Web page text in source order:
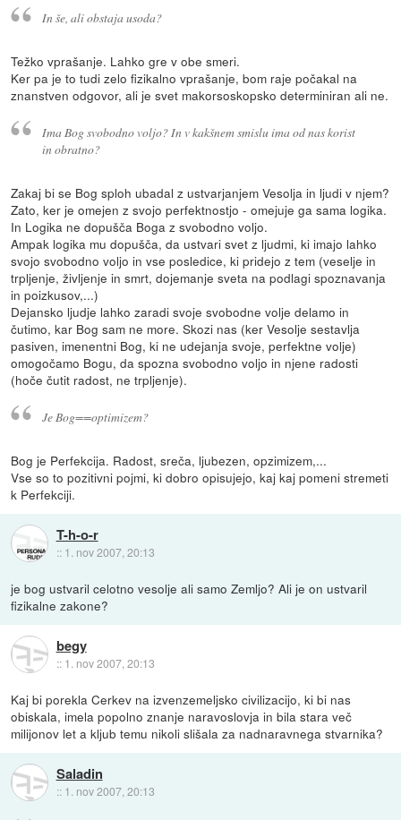
In še, ali obstaja usoda?
Težko vprašanje. Lahko gre v obe smeri.
Ker pa je to tudi zelo fizikalno vprašanje, bom raje počakal na
znanstven odgovor, ali je svet makorsoskopsko determiniran ali ne.
Ima Bog svobodno voljo? In v kakšnem smislu ima od nas korist
in obratno?
Zakaj bi se Bog sploh ubadal z ustvarjanjem Vesolja in ljudi v njem?
Zato, ker je omejen z svojo perfektnostjo - omejuje ga sama logika.
In Logika ne dopušča Boga z svobodno voljo.
Ampak logika mu dopušča, da ustvari svet z ljudmi, ki imajo lahko
svojo svobodno voljo in vse posledice, ki pridejo z tem (veselje in
trpljenje, življenje in smrt, dojemanje sveta na podlagi spoznavanja
in poizkusov,...)
Dejansko ljudje lahko zaradi svoje svobodne volje delamo in
čutimo, kar Bog sam ne more. Skozi nas (ker Vesolje sestavlja
pasiven, imenentni Bog, ki ne udejanja svoje, perfektne volje)
omogočamo Bogu, da spozna svobodno voljo in njene radosti
(hoče čutit radost, ne trpljenje).
Je Bog==optimizem?
Bog je Perfekcija. Radost, sreča, ljubezen, opzimizem,...
Vse so to pozitivni pojmi, ki dobro opisujejo, kaj kaj pomeni stremeti
k Perfekciji.
T-h-o-r
:: 1. nov 2007, 20:13
je bog ustvaril celotno vesolje ali samo Zemljo? Ali je on ustvaril
fizikalne zakone?
begy
:: 1. nov 2007, 20:13
Kaj bi porekla Cerkev na izvenzemeljsko civilizacijo, ki bi nas
obiskala, imela popolno znanje naravoslovja in bila stara več
milijonov let a kljub temu nikoli slišala za nadnaravnega stvarnika?
Saladin
:: 1. nov 2007, 20:13